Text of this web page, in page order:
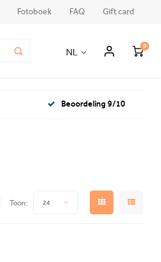
Fotoboek FAQ Gift card
NL
0
Beoordeling 9/10
Toon: 24